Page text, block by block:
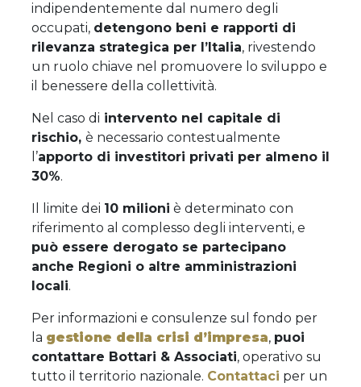
indipendentemente dal numero degli
occupati, detengono beni e rapporti di
rilevanza strategica per l’Italia, rivestendo
un ruolo chiave nel promuovere lo sviluppo e
il benessere della collettività.
Nel caso di intervento nel capitale di
rischio, è necessario contestualmente
l’apporto di investitori privati per almeno il
30%.
Il limite dei 10 milioni è determinato con
riferimento al complesso degli interventi, e
può essere derogato se partecipano
anche Regioni o altre amministrazioni
locali.
Per informazioni e consulenze sul fondo per
la gestione della crisi d’impresa, puoi
contattare Bottari & Associati, operativo su
tutto il territorio nazionale. Contattaci per un